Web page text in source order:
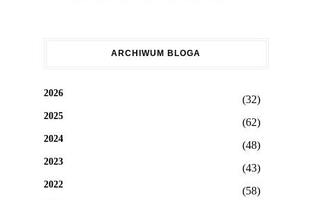
ARCHIWUM BLOGA
2026
(32)
2025
(62)
2024
(48)
2023
(43)
2022
(58)